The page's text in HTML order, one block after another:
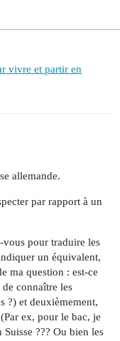
vivre et partir en
allemande.
par rapport à un
vous pour traduire les
un équivalent,
ma question : est-ce
de connaître les
?) et deuxièmement,
ex, pour le bac, je
??? Ou bien les